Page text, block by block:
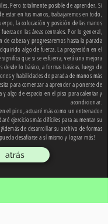
Pero totalmente posible de aprender. Si
estar en tus manos, trabajaremos en todo,
la colocación y posición de las manos
en las áreas centrales. Por lo general,
de cabeza y progresaremos hasta la parada
algo de fuerza. La progresión en el
que si se esfuerza, verá una mejora
desde lo básico, a formas básicas, luego de
y habilidades de parada de manos más
para comenzar a aprender a ponerse de
y algo de espacio en el piso para calentar y
acondicionar.
el pino, actuaré más como un entrenador
ejercicios más difíciles para aumentar su
de desarrollar su archivo de formas
desafiarse a sí mismo y lograr más!
atrás